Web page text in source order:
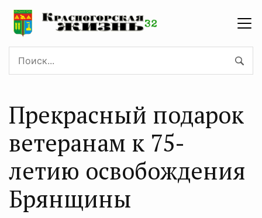
Прекрасный подарок
ветеранам к 75-
летию освобождения
Брянщины